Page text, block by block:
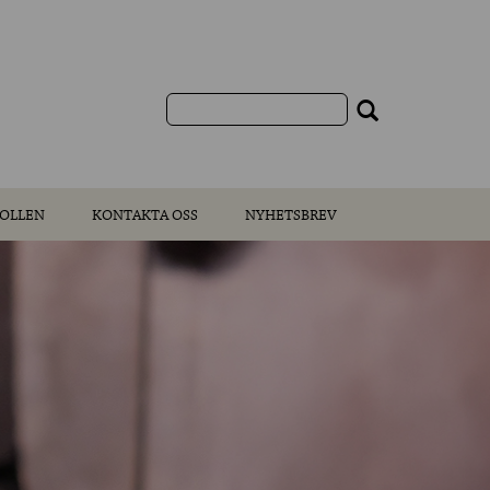
KONTAKTA OSS NYHETSBREV